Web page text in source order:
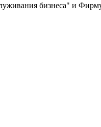
бизнеса" и